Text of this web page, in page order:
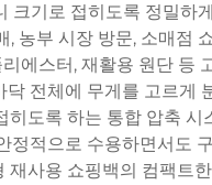
크기로 접히도록 정밀
농부 시장 방문, 소매점
스터, 재활용 원단 등
전체에 무게를 고르
도록 하는 통합 압축
정적으로 수용하면서도
재사용 쇼핑백의 컴팩트